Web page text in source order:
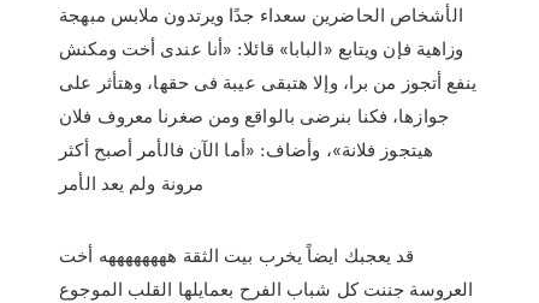
الأشخاص الحاضرين سعداء جدًا ويرتدون ملابس مبهجة
وزاهية فإن ويتابع «البابا» قائلا: «أنا عندى أخت ومكنش
ينفع أتجوز من برا، وإلا هتبقى عيبة فى حقها، وهتأثر على
جوازها، فكنا بنرضى بالواقع ومن صغرنا معروف فلان
هيتجوز فلانة»، وأضاف: «أما الآن فالأمر أصبح أكثر
مرونة ولم يعد الأمر
قد يعجبك ايضاً يخرب بيت الثقة ههههههههه أخت
العروسة جننت كل شباب الفرح بعمايلها القلب الموجوع